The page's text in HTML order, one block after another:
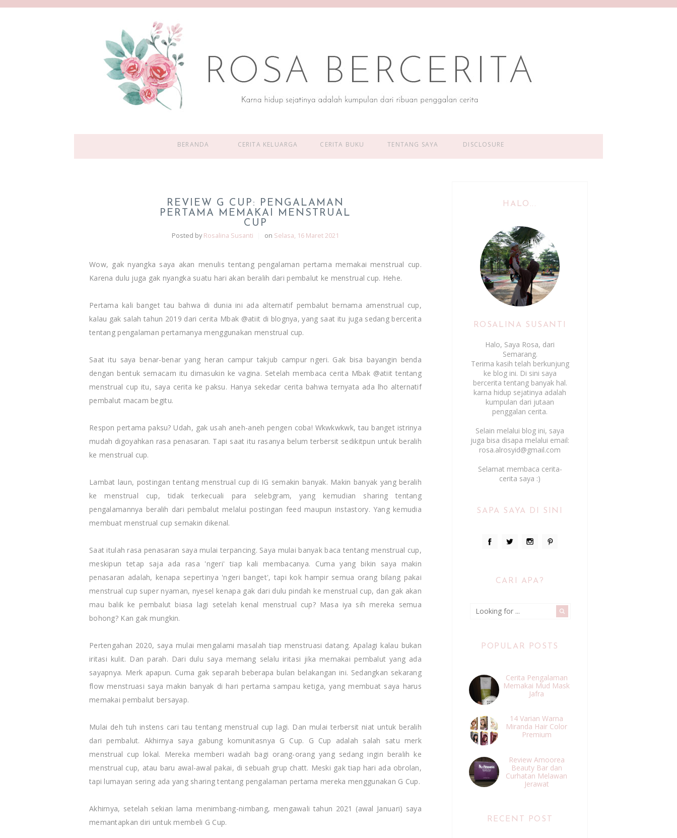
BERANDA CERITA KELUARGA CERITA BUKU TENTANG SAYA DISCLOSURE
REVIEW G CUP: PENGALAMAN
PERTAMA MEMAKAI MENSTRUAL
CUP
Posted by Rosalina Susanti on Selasa, 16 Maret 2021
Wow, gak nyangka saya akan menulis tentang pengalaman pertama memakai menstrual cup.
Karena dulu juga gak nyangka suatu hari akan beralih dari pembalut ke menstrual cup. Hehe.
Pertama kali banget tau bahwa di dunia ini ada alternatif pembalut bernama amenstrual cup,
kalau gak salah tahun 2019 dari cerita Mbak @atiit di blognya, yang saat itu juga sedang bercerita
tentang pengalaman pertamanya menggunakan menstrual cup.
Saat itu saya benar-benar yang heran campur takjub campur ngeri. Gak bisa bayangin benda
dengan bentuk semacam itu dimasukin ke vagina. Setelah membaca cerita Mbak @atiit tentang
menstrual cup itu, saya cerita ke paksu. Hanya sekedar cerita bahwa ternyata ada lho alternatif
pembalut macam begitu.
Respon pertama paksu? Udah, gak usah aneh-aneh pengen coba! Wkwkwkwk, tau banget istrinya
mudah digoyahkan rasa penasaran. Tapi saat itu rasanya belum terbersit sedikitpun untuk beralih
ke menstrual cup.
Lambat laun, postingan tentang menstrual cup di IG semakin banyak. Makin banyak yang beralih
ke menstrual cup, tidak terkecuali para selebgram, yang kemudian sharing tentang
pengalamannya beralih dari pembalut melalui postingan feed maupun instastory. Yang kemudia
membuat menstrual cup semakin dikenal.
Saat itulah rasa penasaran saya mulai terpancing. Saya mulai banyak baca tentang menstrual cup,
meskipun tetap saja ada rasa 'ngeri' tiap kali membacanya. Cuma yang bikin saya makin
penasaran adalah, kenapa sepertinya 'ngeri banget', tapi kok hampir semua orang bilang pakai
menstrual cup super nyaman, nyesel kenapa gak dari dulu pindah ke menstrual cup, dan gak akan
mau balik ke pembalut biasa lagi setelah kenal menstrual cup? Masa iya sih mereka semua
bohong? Kan gak mungkin.
Pertengahan 2020, saya mulai mengalami masalah tiap menstruasi datang. Apalagi kalau bukan
iritasi kulit. Dan parah. Dari dulu saya memang selalu iritasi jika memakai pembalut yang ada
sayapnya. Merk apapun. Cuma gak separah beberapa bulan belakangan ini. Sedangkan sekarang
flow menstruasi saya makin banyak di hari pertama sampau ketiga, yang membuat saya harus
memakai pembalut bersayap.
Mulai deh tuh instens cari tau tentang menstrual cup lagi. Dan mulai terbersit niat untuk beralih
dari pembalut. Akhirnya saya gabung komunitasnya G Cup. G Cup adalah salah satu merk
menstrual cup lokal. Mereka memberi wadah bagi orang-orang yang sedang ingin beralih ke
menstrual cup, atau baru awal-awal pakai, di sebuah grup chatt. Meski gak tiap hari ada obrolan,
tapi lumayan sering ada yang sharing tentang pengalaman pertama mereka menggunakan G Cup.
Akhirnya, setelah sekian lama menimbang-nimbang, mengawali tahun 2021 (awal Januari) saya
memantapkan diri untuk membeli G Cup.
HALO...
ROSALINA SUSANTI
Halo, Saya Rosa, dari
Semarang.
Terima kasih telah berkunjung
ke blog ini. Di sini saya
bercerita tentang banyak hal.
karna hidup sejatinya adalah
kumpulan dari jutaan
penggalan cerita.
Selain melalui blog ini, saya
juga bisa disapa melalui email:
rosa.alrosyid@gmail.com
Selamat membaca cerita-
cerita saya :)
SAPA SAYA DI SINI
CARI APA?
POPULAR POSTS
Cerita Pengalaman
Memakai Mud Mask
Jafra
14 Varian Warna
Miranda Hair Color
Premium
Review Amoorea
Beauty Bar dan
Curhatan Melawan
Jerawat
RECENT POST